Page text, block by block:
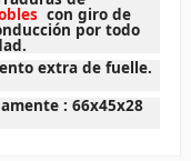
con giro de
por todo
extra de fuelle.
: 66x45x28